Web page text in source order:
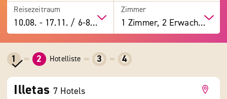
Reisezeitraum
10.08. -17.11. / 6-8 Tage
Zimmer
1 Zimmer, 2 Erwachsene
1 2 Hotelliste 3 4
Illetas 7 Hotels